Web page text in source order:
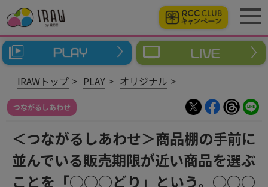
IRAWトップ PLAY オリジナル
つながるしあわせ
＜つながるしあわせ＞商品棚の手前に
並んでいる販売期限が近い商品を選ぶ
ことを「○○○どり」という。○○○